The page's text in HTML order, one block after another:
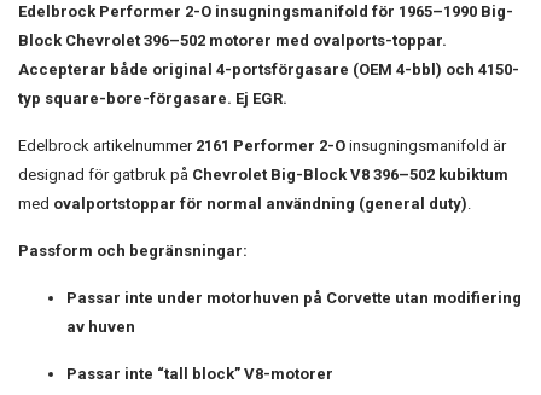
Edelbrock Performer 2-O insugningsmanifold för 1965–1990 Big-
Block Chevrolet 396–502 motorer med ovalports-toppar.
Accepterar både original 4-portsförgasare (OEM 4-bbl) och 4150-
typ square-bore-förgasare. Ej EGR.
Edelbrock artikelnummer 2161 Performer 2-O insugningsmanifold är
designad för gatbruk på Chevrolet Big-Block V8 396–502 kubiktum
med ovalportstoppar för normal användning (general duty).
Passform och begränsningar:
Passar inte under motorhuven på Corvette utan modifiering
av huven
Passar inte “tall block” V8-motorer